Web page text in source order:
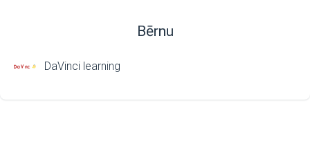
Bērnu
DaVinci learning